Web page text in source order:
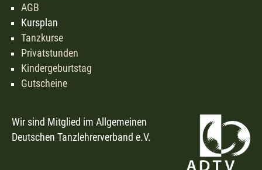
AGB
Kursplan
Tanzkurse
Privatstunden
Kindergeburtstag
Gutscheine
Wir sind Mitglied im Allgemeinen
Deutschen Tanzlehrerverband e.V.